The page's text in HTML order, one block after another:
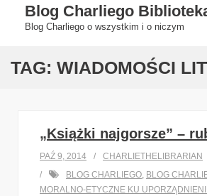
Blog Charliego
Blog Charliego o wszystkim i o niczym
TAG: WIADOMOŚCI
„Książki najgorsze” –
PAŹ 9, 2014 CHARLIETHELIBRARIAN
BLOG CHARLIEGO, BLOG
MORALNO-ETYCZNE KU